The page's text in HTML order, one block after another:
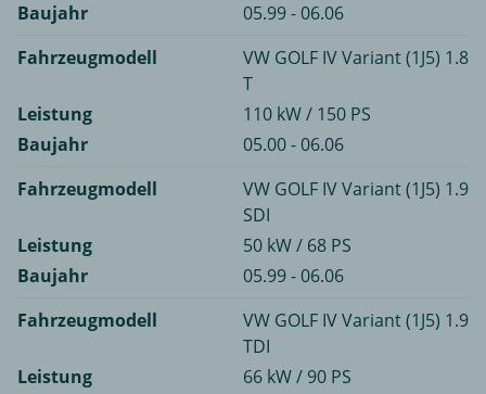
Baujahr
05.99 - 06.06
Fahrzeugmodell
VW GOLF IV Variant (1J5) 1.8
T
Leistung
110 kW / 150 PS
Baujahr
05.00 - 06.06
Fahrzeugmodell
VW GOLF IV Variant (1J5) 1.9
SDI
Leistung
50 kW / 68 PS
Baujahr
05.99 - 06.06
Fahrzeugmodell
VW GOLF IV Variant (1J5) 1.9
TDI
Leistung
66 kW / 90 PS